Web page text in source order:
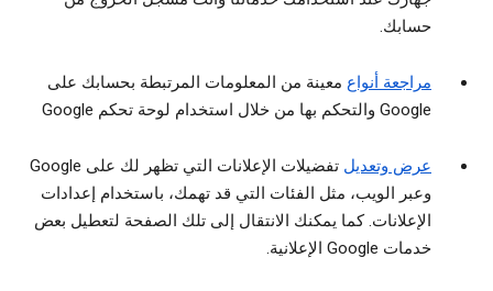
حسابك.
مراجعة أنواع معينة من المعلومات المرتبطة بحسابك على
Google والتحكم بها من خلال استخدام لوحة تحكم Google
عرض وتعديل
تفضيلات الإعلانات التي تظهر لك على Google
وعبر الويب، مثل الفئات التي قد تهمك، باستخدام إعدادات
الإعلانات. كما يمكنك الانتقال إلى تلك الصفحة لتعطيل بعض
خدمات Google الإعلانية.